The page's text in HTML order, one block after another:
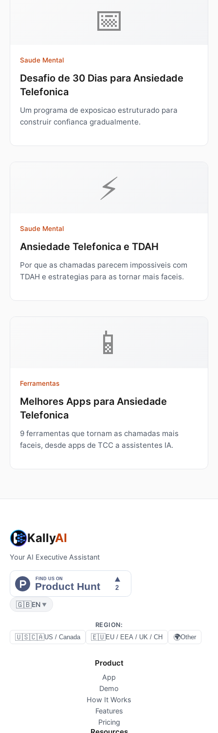
📅
Saude Mental
Desafio de 30 Dias para Ansiedade
Telefonica
Um programa de exposicao estruturado para
construir confianca gradualmente.
⚡
Saude Mental
Ansiedade Telefonica e TDAH
Por que as chamadas parecem impossiveis com
TDAH e estrategias para as tornar mais faceis.
📱
Ferramentas
Melhores Apps para Ansiedade
Telefonica
9 ferramentas que tornam as chamadas mais
faceis, desde apps de TCC a assistentes IA.
KallyAI
Your AI Executive Assistant
🇬🇧EN ▼
REGION:
🇺🇸🇨🇦US / Canada 🇪🇺EU / EEA / UK / CH 🌍Other
Product
App
Demo
How It Works
Features
Pricing